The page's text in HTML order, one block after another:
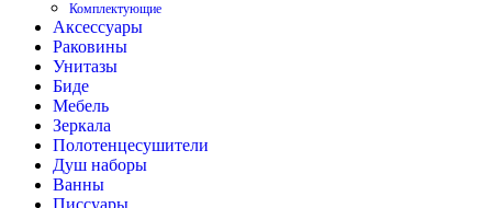
Комплектующие
Аксессуары
Раковины
Унитазы
Биде
Мебель
Зеркала
Полотенцесушители
Душ наборы
Ванны
Писсуары